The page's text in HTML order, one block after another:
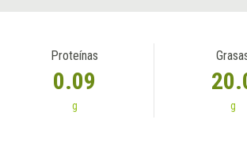
Proteínas
0.09
g g